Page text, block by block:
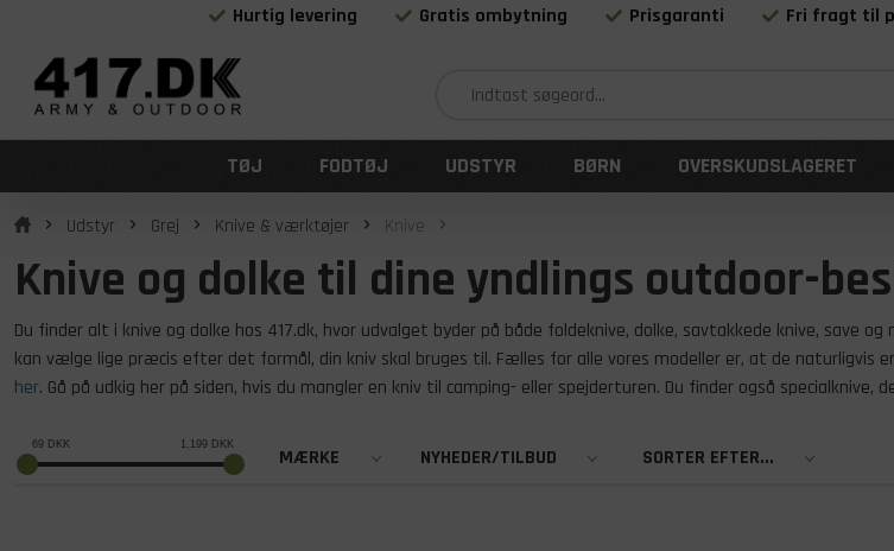
Hurtig levering Gratis ombytning Prisgaranti Fri fragt til
TØJ FODTØJ UDSTYR BØRN OVERSKUDSLAGERET
Udstyr Grej Knive & værktøjer Knive
Knive og dolke til dine yndlings outdoor-
Du finder alt i knive og dolke hos 417.dk, hvor udvalget byder på både foldeknive, dolke, savtakkede knive, save
kan vælge lige præcis efter det formål, din kniv skal bruges til. Fælles for alle vores modeller er, at de
her. Gå på udkig her på siden, hvis du mangler en kniv til camping- eller spejderturen. Du finder også specialknive,
69 DKK 1,199 DKK
MÆRKE NYHEDER/TILBUD SORTER EFTER...